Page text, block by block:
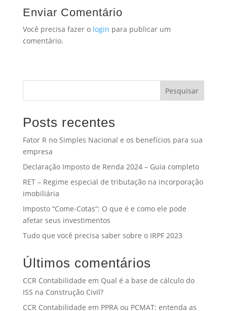
Enviar Comentário
Você precisa fazer o login para publicar um
comentário.
Pesquisar
Posts recentes
Fator R no Simples Nacional e os benefícios para sua
empresa
Declaração Imposto de Renda 2024 – Guia completo
RET – Regime especial de tributação na incorporação
imobiliária
Imposto “Come-Cotas”: O que é e como ele pode
afetar seus investimentos
Tudo que você precisa saber sobre o IRPF 2023
Últimos comentários
CCR Contabilidade em Qual é a base de cálculo do
ISS na Construção Civil?
CCR Contabilidade em PPRA ou PCMAT: entenda as